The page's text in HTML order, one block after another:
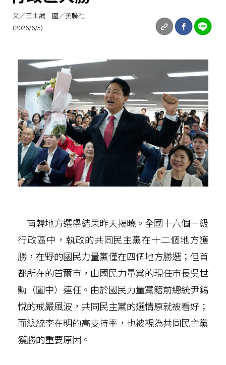
文／王士誠 圖／美聯社
(2026/6/5)
南韓地方選舉結果昨天揭曉。全國十六個一級
行政區中，執政的共同民主黨在十二個地方獲
勝，在野的國民力量黨僅在四個地方勝選；但首
都所在的首爾市，由國民力量黨的現任市長吳世
勳（圖中）連任。由於國民力量黨籍前總統尹錫
悅的戒嚴風波，共同民主黨的選情原就被看好；
而總統李在明的高支持率，也被視為共同民主黨
獲勝的重要原因。